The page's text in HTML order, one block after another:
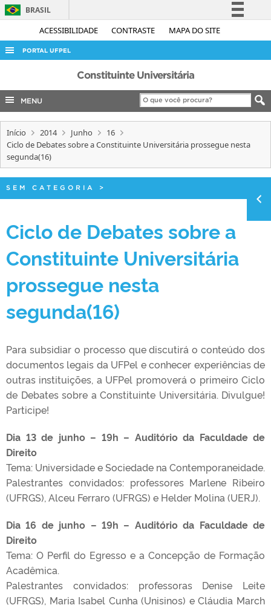
ACESSIBILIDADE CONTRASTE MAPA DO SITE
BRASIL
Simplifique!
Legislação
Canais
PORTAL UFPEL
ACESSO À INFORMAÇÃO
AUDITORIA
COBALTO
CONCURSOS
EDITAIS
TELEFONES
Constituinte Universitária
MENU
Início 2014 Junho
16
Ciclo de Debates sobre a Constituinte Universitária prossegue nesta
segunda(16)
SEM CATEGORIA >
Ciclo de Debates sobre a
Constituinte Universitária
prossegue nesta
segunda(16)
Para subsidiar o processo que discutirá o conteúdo dos
documentos legais da UFPel e conhecer experiências de
outras instituições, a UFPel promoverá o primeiro Ciclo
de Debates sobre a Constituinte Universitária. Divulgue!
Participe!
Dia 13 de junho – 19h – Auditório da Faculdade de
Direito
Tema: Universidade e Sociedade na Contemporaneidade.
Palestrantes convidados: professores Marlene Ribeiro
(UFRGS), Alceu Ferraro (UFRGS) e Helder Molina (UERJ).
Dia 16 de junho – 19h – Auditório da Faculdade de
Direito
Tema: O Perfil do Egresso e a Concepção de Formação
Acadêmica.
Palestrantes convidados: professoras Denise Leite
(UFRGS), Maria Isabel Cunha (Unisinos) e Cláudia March